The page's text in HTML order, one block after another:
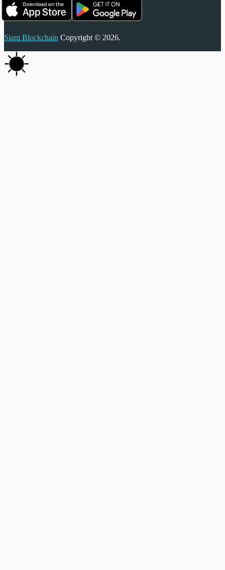
Siam Blockchain Copyright © 2026.